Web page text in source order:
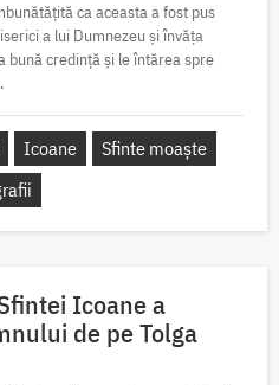
ca aceasta a fost pus
a lui Dumnezeu și învăța
bună credință și le întărea spre
Icoane
Sfinte moaște
Icoane a
de pe Tolga